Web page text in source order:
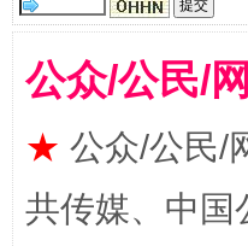
公众/公民/
★ 公众/公民/
共传媒、中国